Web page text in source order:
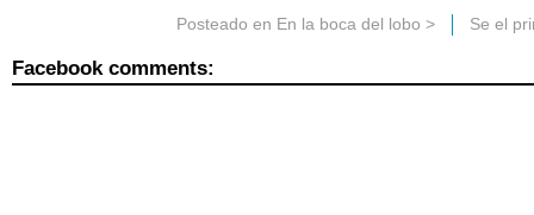
Posteado en En la boca del lobo > Se el
Facebook comments: